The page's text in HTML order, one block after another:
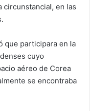
circunstancial, en las
que participara en la
cuyo
aéreo de Corea
se encontraba